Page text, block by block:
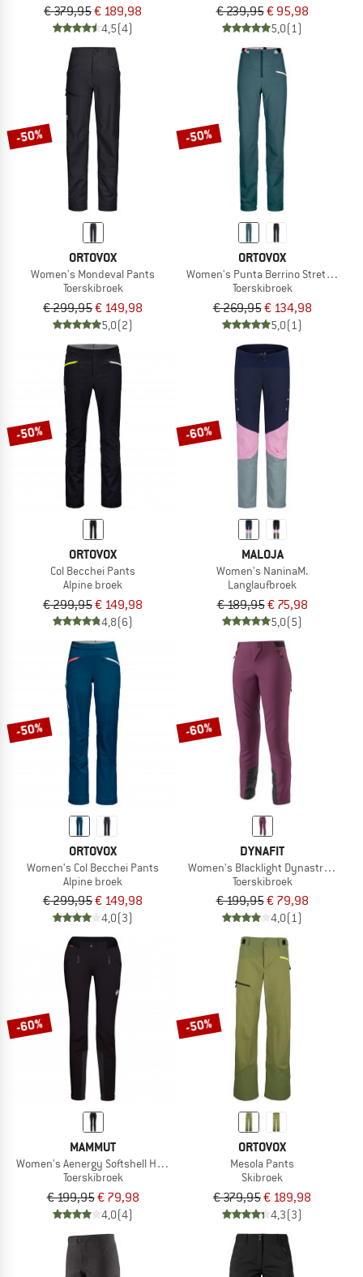
€ 379,95€ 189,98
4,5(4)
€ 239,95€ 95,98
5,0(1)
-50%
ORTOVOX
Women's Mondeval Pants
Toerskibroek
€ 299,95€ 149,98
5,0(2)
-50%
ORTOVOX
Women's Punta Berrino Stretch
Toerskibroek
€ 269,95€ 134,98
5,0(1)
-50%
ORTOVOX
Col Becchei Pants
Alpine broek
€ 299,95€ 149,98
4,8(6)
-60%
MALOJA
Women's NaninaM.
Langlaufbroek
€ 189,95€ 75,98
5,0(5)
-50%
ORTOVOX
Women's Col Becchei Pants
Alpine broek
€ 299,95€ 149,98
4,0(3)
-60%
DYNAFIT
Women's Blacklight Dynastretch
Toerskibroek
€ 199,95€ 79,98
4,0(1)
-60%
MAMMUT
Women's Aenergy Softshell Hybrid Pants
Toerskibroek
€ 199,95€ 79,98
4,0(4)
-50%
ORTOVOX
Mesola Pants
Skibroek
€ 379,95€ 189,98
4,3(3)